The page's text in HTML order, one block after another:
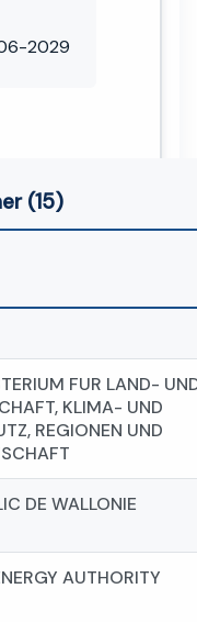
2029
(15)
FUR LAND-
KLIMA- UND
REGIONEN UND
DE WALLONIE
AUTHORITY